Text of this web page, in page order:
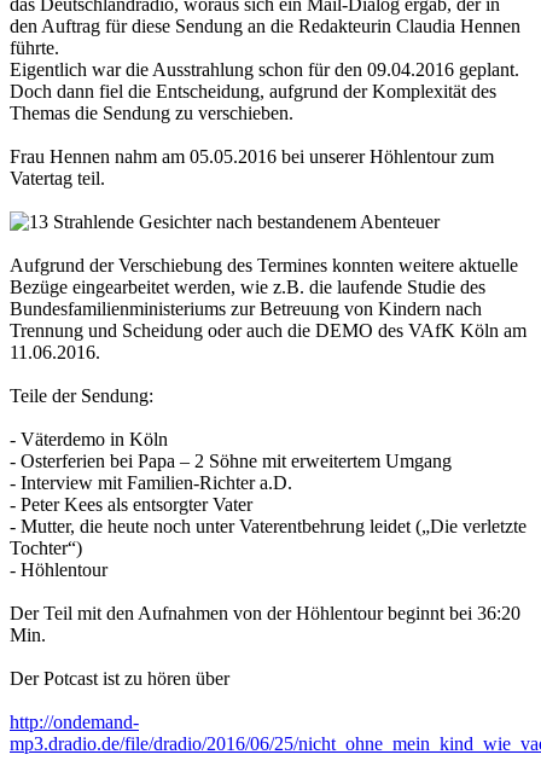
den Auftrag für diese Sendung an die Redakteurin Claudia Hennen
führte.
Eigentlich war die Ausstrahlung schon für den 09.04.2016 geplant.
Doch dann fiel die Entscheidung, aufgrund der Komplexität des
Themas die Sendung zu verschieben.
Frau Hennen nahm am 05.05.2016 bei unserer Höhlentour zum
Vatertag teil.
Aufgrund der Verschiebung des Termines konnten weitere aktuelle
Bezüge eingearbeitet werden, wie z.B. die laufende Studie des
Bundesfamilienministeriums zur Betreuung von Kindern nach
Trennung und Scheidung oder auch die DEMO des VAfK Köln am
11.06.2016.
Teile der Sendung:
- Väterdemo in Köln
- Osterferien bei Papa – 2 Söhne mit erweitertem Umgang
- Interview mit Familien-Richter a.D.
- Peter Kees als entsorgter Vater
- Mutter, die heute noch unter Vaterentbehrung leidet („Die verletzte
Tochter“)
- Höhlentour
Der Teil mit den Aufnahmen von der Höhlentour beginnt bei 36:20
Min.
Der Potcast ist zu hören über
http://ondemand-
mp3.dradio.de/file/dradio/2016/06/25/